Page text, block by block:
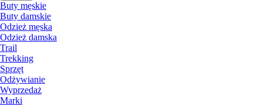
Buty męskie
Buty damskie
Odzież męska
Odzież damska
Trail
Trekking
Sprzęt
Odżywianie
Wyprzedaż
Marki